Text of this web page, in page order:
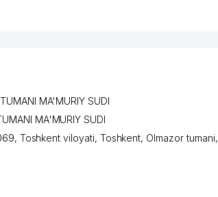
MA'MURIY SUDI
MA'MURIY SUDI
Toshkent viloyati, Toshkent, Olmazor tumani,